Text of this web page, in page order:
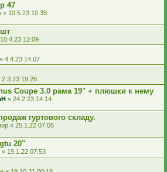
47
« 10.5.23 10:35
10.4.23 12:09
« 4.4.23 14:07
2.3.23 19:26
Coupe 3.0 рама 19" + плюшки к нему
« 24.2.23 14:14
гуртового складу.
« 25.1.22 07:05
20"
« 19.1.22 07:53